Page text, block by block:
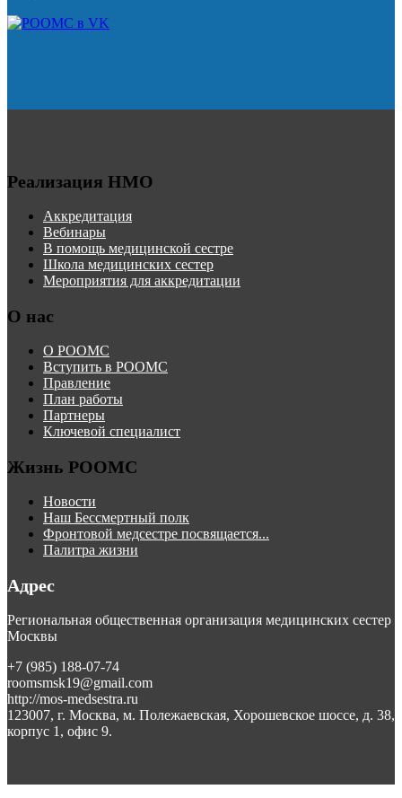
Реализация НМО
Аккредитация
Вебинары
В помощь медицинской сестре
Школа медицинских сестер
Мероприятия для аккредитации
О нас
О РООМС
Вступить в РООМС
Правление
План работы
Партнеры
Ключевой специалист
Жизнь РООМС
Новости
Наш Бессмертный полк
Фронтовой медсестре посвящается...
Палитра жизни
Адрес
Региональная общественная организация медицинских сестер
Москвы
+7 (985) 188-07-74
roomsmsk19@gmail.com
http://mos-medsestra.ru
123007, г. Москва, м. Полежаевская, Хорошевское шоссе, д. 38,
корпус 1, офис 9.